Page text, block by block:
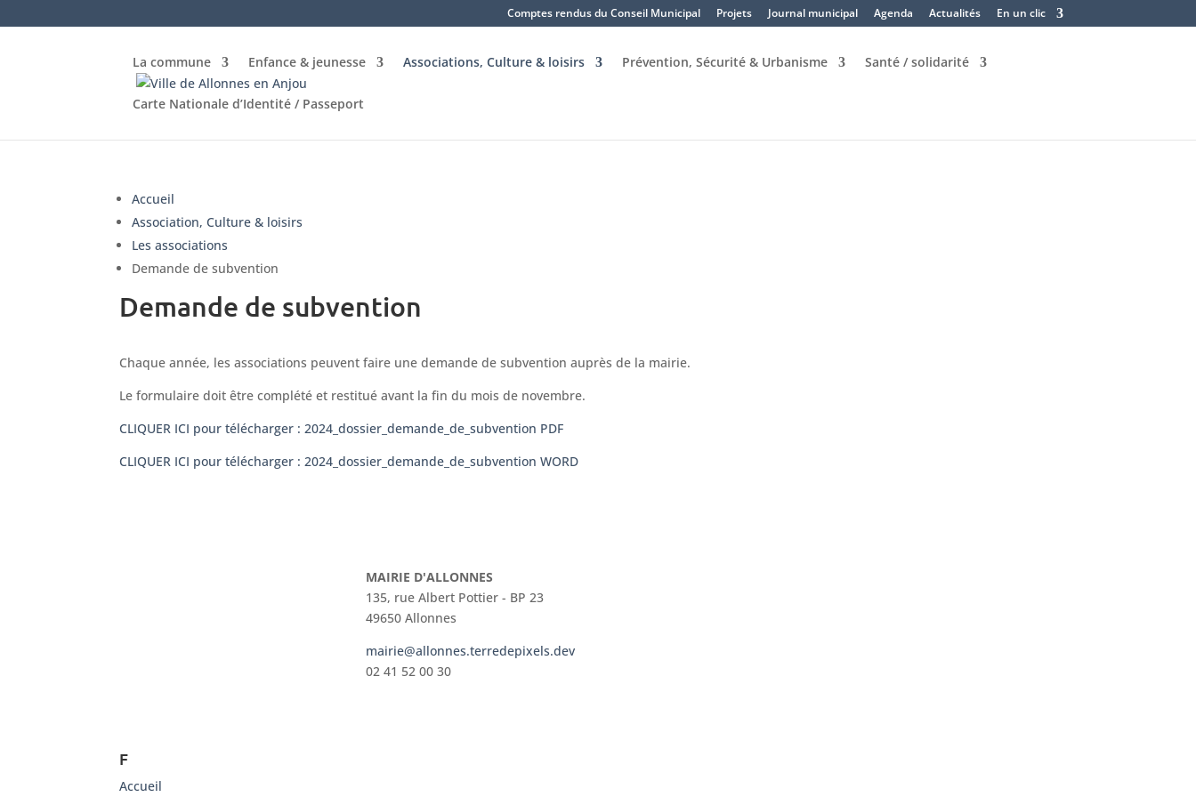
Comptes rendus du Conseil Municipal Projets Journal municipal Agenda Actualités En un clic
La commune Enfance & jeunesse Associations, Culture & loisirs Prévention, Sécurité & Urbanisme Santé / solidarité
Carte Nationale d’Identité / Passeport
Accueil
Association, Culture & loisirs
Les associations
Demande de subvention
Demande de subvention
Chaque année, les associations peuvent faire une demande de subvention auprès de la mairie.
Le formulaire doit être complété et restitué avant la fin du mois de novembre.
CLIQUER ICI pour télécharger : 2024_dossier_demande_de_subvention PDF
CLIQUER ICI pour télécharger : 2024_dossier_demande_de_subvention WORD
MAIRIE D'ALLONNES
135, rue Albert Pottier - BP 23
49650 Allonnes
mairie@allonnes.terredepixels.dev
02 41 52 00 30
F
Accueil